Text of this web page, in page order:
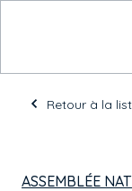
Retour à la
ASSEMBLÉE